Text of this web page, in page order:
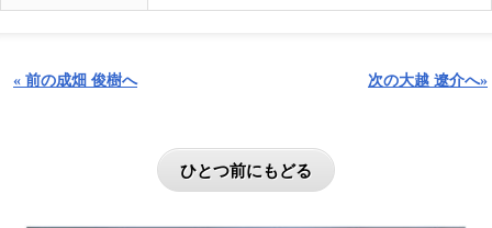
« 前の成畑 俊樹へ 次の大越 遼介へ»